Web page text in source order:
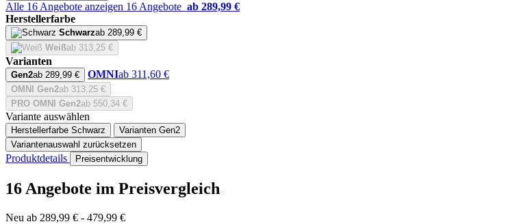
Alle 16 Angebote anzeigen 16 Angebote ab 289,99 €
Herstellerfarbe
Schwarzab 289,99 €
Weißab 313,25 €
Varianten
Gen2ab 289,99 € OMNIab 311,60 €
OMNI Gen2ab 313,25 €
PRO OMNI Gen2ab 550,34 €
Variante auswählen
Herstellerfarbe Schwarz Varianten Gen2
Variantenauswahl zurücksetzen
Produktdetails Preisentwicklung
16 Angebote im Preisvergleich
Neu ab 289,99 € - 479,99 €